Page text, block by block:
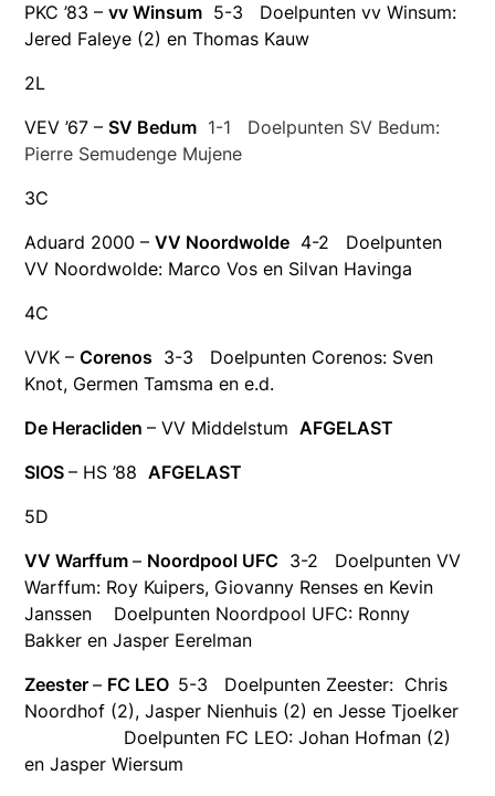
PKC ’83 –vv Winsum 5-3 Doelpunten vv Winsum:
Jered Faleye (2) en Thomas Kauw
2L
VEV ’67 –SV Bedum 1-1 Doelpunten SV Bedum:
Pierre Semudenge Mujene
3C
Aduard 2000 –VV Noordwolde 4-2 Doelpunten
VV Noordwolde: Marco Vos en Silvan Havinga
4C
VVK –Corenos 3-3 Doelpunten Corenos: Sven
Knot, Germen Tamsma en e.d.
De Heracliden– VV MiddelstumAFGELAST
SIOS– HS ’88AFGELAST
5D
VV Warffum– Noordpool UFC 3-2 Doelpunten VV
Warffum: Roy Kuipers, Giovanny Renses en Kevin
Janssen Doelpunten Noordpool UFC: Ronny
Bakker en Jasper Eerelman
Zeester– FC LEO 5-3 Doelpunten Zeester: Chris
Noordhof (2), Jasper Nienhuis (2) en Jesse Tjoelker
Doelpunten FC LEO: Johan Hofman (2)
en Jasper Wiersum